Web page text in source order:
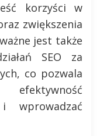
korzyści w
zwiększenia
jest także
SEO za
co pozwala
wprowadzać